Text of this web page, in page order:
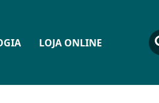
LOJA ONLINE